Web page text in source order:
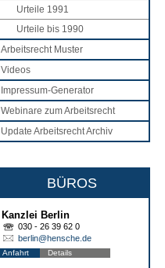
Urteile 1991
Urteile bis 1990
Arbeitsrecht Muster
Videos
Impressum-Generator
Webinare zum Arbeitsrecht
Update Arbeitsrecht Archiv
BÜROS
Kanzlei Berlin
030 - 26 39 62 0
berlin@hensche.de
Anfahrt Details